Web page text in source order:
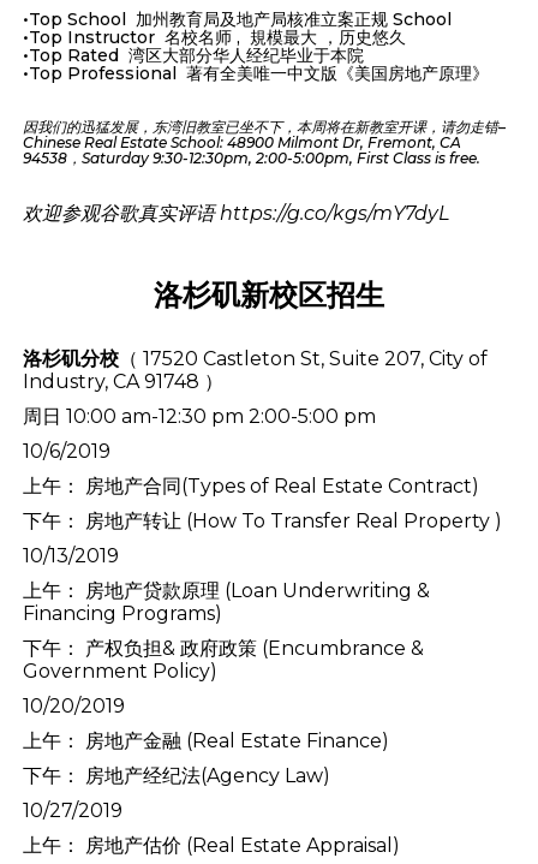
•Top School 加州教育局及地产局核准立案正规 School
•Top Instructor 名校名师 , 規模最大 ，历史悠久
•Top Rated 湾区大部分华人经纪毕业于本院
•Top Professional 著有全美唯一中文版《美国房地产原理》
因我们的迅猛发展，东湾旧教室已坐不下，本周将在新教室开课，请勿走错–
Chinese Real Estate School: 48900 Milmont Dr, Fremont, CA
94538，Saturday 9:30-12:30pm, 2:00-5:00pm, First Class is free.
欢迎参观谷歌真实评语https://g.co/kgs/mY7dyL
洛杉矶新校区招生
洛杉矶分校（ 17520 Castleton St, Suite 207, City of
Industry, CA 91748 ）
周日 10:00 am-12:30 pm 2:00-5:00 pm
10/6/2019
上午： 房地产合同(Types of Real Estate Contract)
下午： 房地产转让 (How To Transfer Real Property )
10/13/2019
上午： 房地产贷款原理 (Loan Underwriting &
Financing Programs)
下午： 产权负担& 政府政策 (Encumbrance &
Government Policy)
10/20/2019
上午： 房地产金融 (Real Estate Finance)
下午： 房地产经纪法(Agency Law)
10/27/2019
上午： 房地产估价 (Real Estate Appraisal)